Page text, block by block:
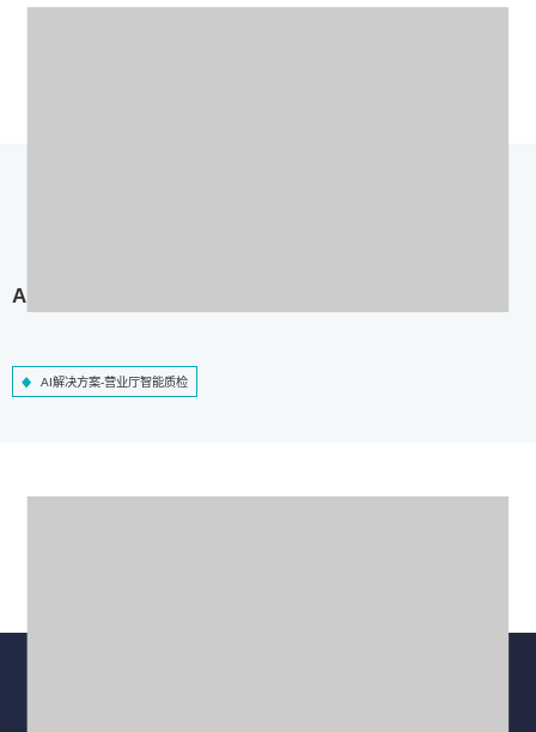
AI解决方案-营业厅智能质检
AI解决方案-营业厅智能质检